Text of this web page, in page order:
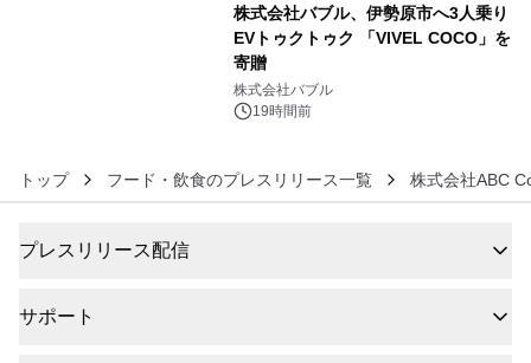
株式会社バブル、伊勢原市へ3人乗り
EVトゥクトゥク 「VIVEL COCO」を
寄贈
株式会社バブル
19時間前
トップ フード・飲食のプレスリリース一覧 株式会社ABC
プレスリリース配信
サポート